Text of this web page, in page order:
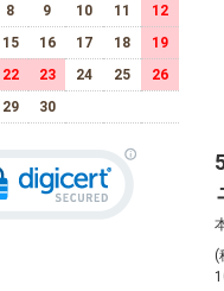
8 9 10 11
12
15 16 17 18
19
22 23 24 25
26
29 30
(